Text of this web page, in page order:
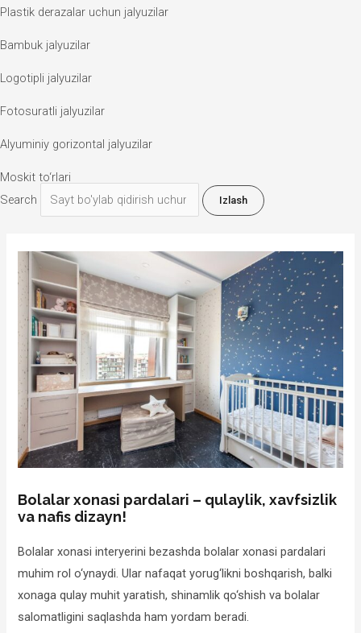
Plastik derazalar uchun jalyuzilar
Bambuk jalyuzilar
Logotipli jalyuzilar
Fotosuratli jalyuzilar
Alyuminiy gorizontal jalyuzilar
Moskit to‘rlari
Search
Izlash
Bolalar xonasi pardalari – qulaylik, xavfsizlik
va nafis dizayn!
Bolalar xonasi interyerini bezashda bolalar xonasi pardalari
muhim rol o‘ynaydi. Ular nafaqat yorug‘likni boshqarish, balki
xonaga qulay muhit yaratish, shinamlik qo‘shish va bolalar
salomatligini saqlashda ham yordam beradi.